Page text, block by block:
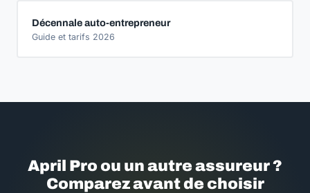
Décennale auto-entrepreneur
Guide et tarifs 2026
April Pro ou un autre assureur ?
Comparez avant de choisir